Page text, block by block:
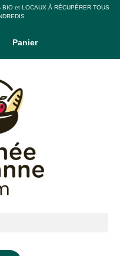
et LOCAUX À RÉCUPÉRER TOUS
Panier